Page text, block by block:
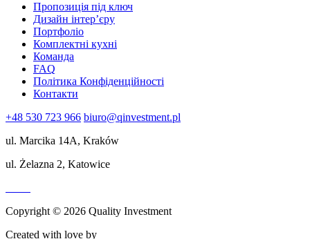
Пропозиція під ключ
Дизайн інтер’єру
Портфоліо
Комплектні кухні
Команда
FAQ
Політика Конфіденційності
Контакти
+48 530 723 966 biuro@qinvestment.pl
ul. Marcika 14A, Kraków
ul. Żelazna 2, Katowice
Copyright © 2026 Quality Investment
Created with love by